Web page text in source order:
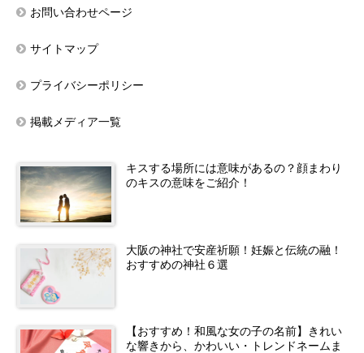
お問い合わせページ
サイトマップ
プライバシーポリシー
掲載メディア一覧
キスする場所には意味があるの？顔まわり
のキスの意味をご紹介！
大阪の神社で安産祈願！妊娠と伝統の融！
おすすめの神社６選
【おすすめ！和風な女の子の名前】きれい
な響きから、かわいい・トレンドネームま